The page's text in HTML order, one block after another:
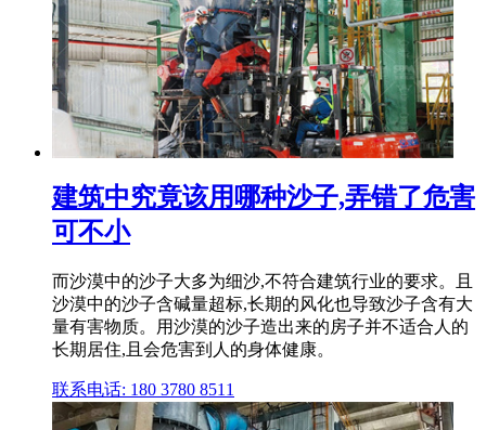
建筑中究竟该用哪种沙子,弄错了危害
可不小
而沙漠中的沙子大多为细沙,不符合建筑行业的要求。且
沙漠中的沙子含碱量超标,长期的风化也导致沙子含有大
量有害物质。用沙漠的沙子造出来的房子并不适合人的
长期居住,且会危害到人的身体健康。
联系电话: 180 3780 8511